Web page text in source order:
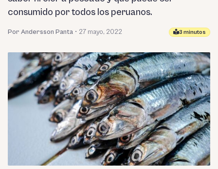
consumido por todos los peruanos.
Por Andersson Panta • 27 mayo, 2022 3 minutos